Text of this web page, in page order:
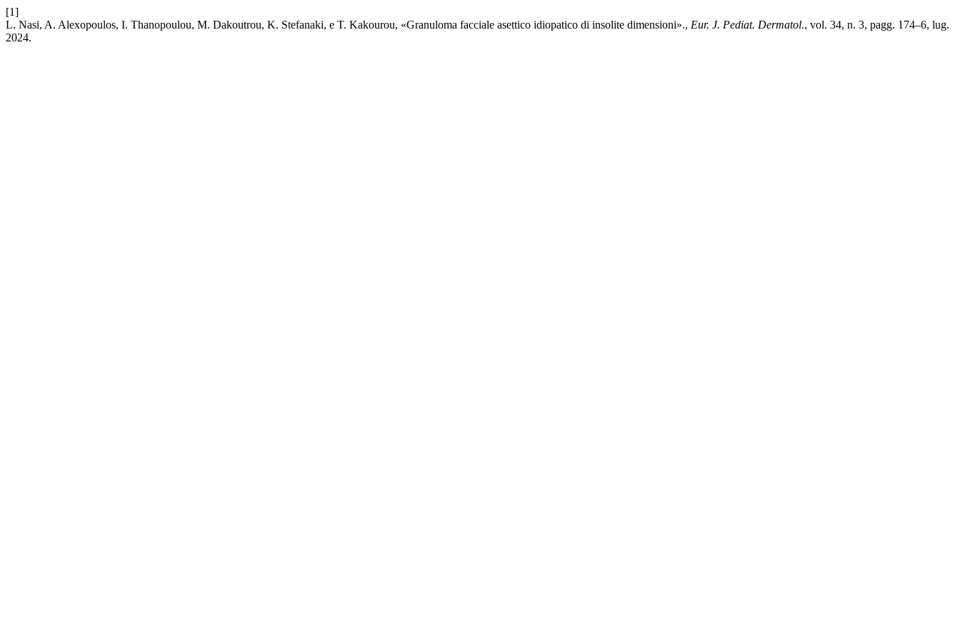
[1]
L. Nasi, A. Alexopoulos, I. Thanopoulou, M. Dakoutrou, K. Stefanaki, e T. Kakourou, «Granuloma facciale asettico idiopatico di insolite dimensioni»., Eur. J. Pediat. Dermatol., vol. 34, n. 3, pagg. 174–6, lug.
2024.